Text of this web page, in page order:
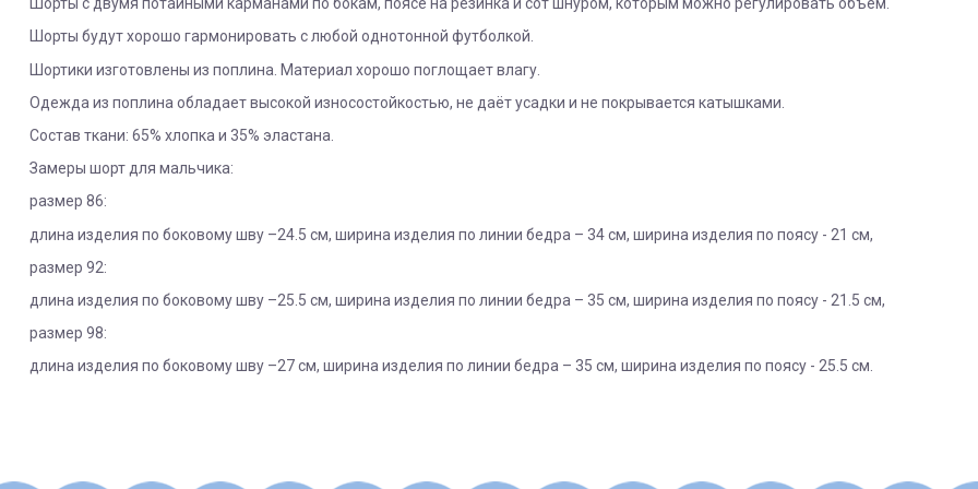
Шорты с двумя потайными карманами по бокам, поясе на резинка и сот шнуром, которым можно регулировать объём.
Шорты будут хорошо гармонировать с любой однотонной футболкой.
Шортики изготовлены из поплина. Материал хорошо поглощает влагу.
Одежда из поплина обладает высокой износостойкостью, не даёт усадки и не покрывается катышками.
Состав ткани: 65% хлопка и 35% эластана.
Замеры шорт для мальчика:
размер 86:
длина изделия по боковому шву –24.5 см, ширина изделия по линии бедра – 34 см, ширина изделия по поясу - 21 см,
размер 92:
длина изделия по боковому шву –25.5 см, ширина изделия по линии бедра – 35 см, ширина изделия по поясу - 21.5 см,
размер 98:
длина изделия по боковому шву –27 см, ширина изделия по линии бедра – 35 см, ширина изделия по поясу - 25.5 см.
Укрпоштою відправок наразі НЕ здійснюємо!